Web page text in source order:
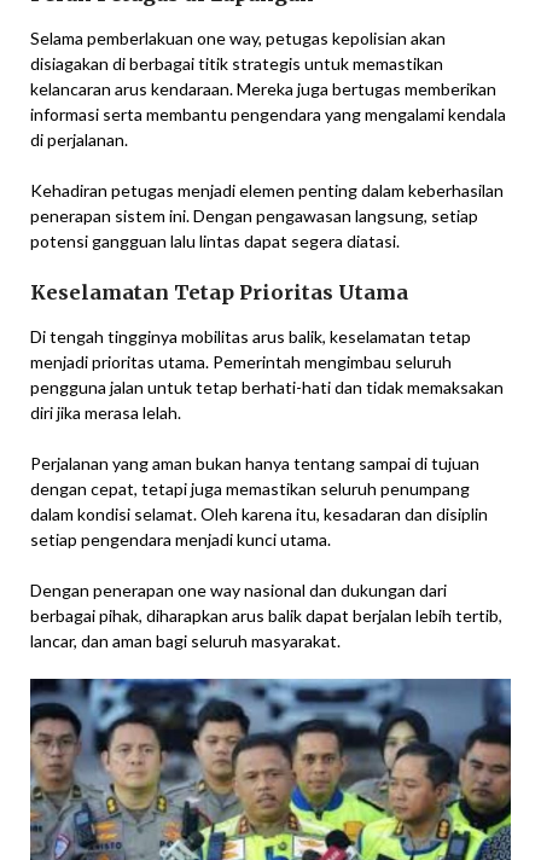
Selama pemberlakuan one way, petugas kepolisian akan
disiagakan di berbagai titik strategis untuk memastikan
kelancaran arus kendaraan. Mereka juga bertugas memberikan
informasi serta membantu pengendara yang mengalami kendala
di perjalanan.
Kehadiran petugas menjadi elemen penting dalam keberhasilan
penerapan sistem ini. Dengan pengawasan langsung, setiap
potensi gangguan lalu lintas dapat segera diatasi.
Keselamatan Tetap Prioritas Utama
Di tengah tingginya mobilitas arus balik, keselamatan tetap
menjadi prioritas utama. Pemerintah mengimbau seluruh
pengguna jalan untuk tetap berhati-hati dan tidak memaksakan
diri jika merasa lelah.
Perjalanan yang aman bukan hanya tentang sampai di tujuan
dengan cepat, tetapi juga memastikan seluruh penumpang
dalam kondisi selamat. Oleh karena itu, kesadaran dan disiplin
setiap pengendara menjadi kunci utama.
Dengan penerapan one way nasional dan dukungan dari
berbagai pihak, diharapkan arus balik dapat berjalan lebih tertib,
lancar, dan aman bagi seluruh masyarakat.